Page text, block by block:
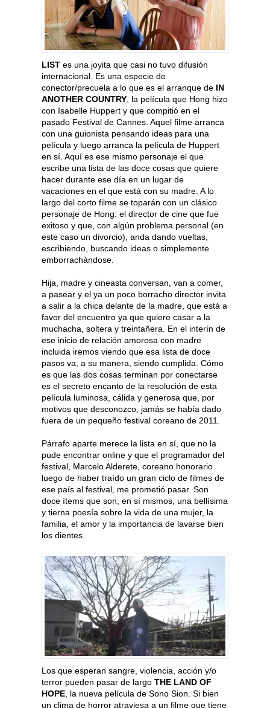
LIST es una joyita que casi no tuvo difusión
internacional. Es una especie de
conector/precuela a lo que es el arranque de IN
ANOTHER COUNTRY , la película que Hong hizo
con Isabelle Huppert y que compitió en el
pasado Festival de Cannes. Aquel filme arranca
con una guionista pensando ideas para una
película y luego arranca la película de Huppert
en sí. Aquí es ese mismo personaje el que
escribe una lista de las doce cosas que quiere
hacer durante ese día en un lugar de
vacaciones en el que está con su madre. A lo
largo del corto filme se toparán con un clásico
personaje de Hong: el director de cine que fue
exitoso y que, con algún problema personal (en
este caso un divorcio), anda dando vueltas,
escribiendo, buscando ideas o simplemente
emborrachándose.
Hija, madre y cineasta conversan, van a comer,
a pasear y el ya un poco borracho director invita
a salir a la chica delante de la madre, que está a
favor del encuentro ya que quiere casar a la
muchacha, soltera y treintañera. En el interín de
ese inicio de relación amorosa con madre
incluida iremos viendo que esa lista de doce
pasos va, a su manera, siendo cumplida. Cómo
es que las dos cosas terminan por conectarse
es el secreto encanto de la resolución de esta
película luminosa, cálida y generosa que, por
motivos que desconozco, jamás se había dado
fuera de un pequeño festival coreano de 2011.
Párrafo aparte merece la lista en sí, que no la
pude encontrar online y que el programador del
festival, Marcelo Alderete, coreano honorario
luego de haber traído un gran ciclo de filmes de
ese país al festival, me prometió pasar. Son
doce ítems que son, en sí mismos, una bellísima
y tierna poesía sobre la vida de una mujer, la
familia, el amor y la importancia de lavarse bien
los dientes.
Los que esperan sangre, violencia, acción y/o
terror pueden pasar de largo THE LAND OF
HOPE , la nueva película de Sono Sion. Si bien
un clima de horror atraviesa a un filme que tiene